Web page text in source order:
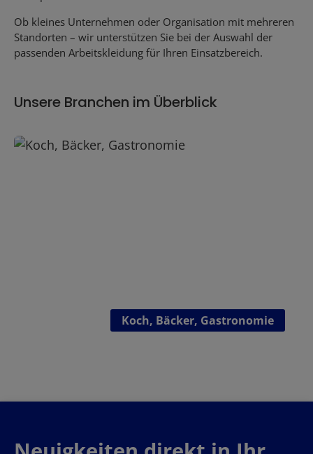
Ob kleines Unternehmen oder Organisation mit mehreren
Standorten – wir unterstützen Sie bei der Auswahl der
passenden Arbeitskleidung für Ihren Einsatzbereich.
Unsere Branchen im Überblick
Kategoriegalerie überspringen
Koch, Bäcker, Gastronomie